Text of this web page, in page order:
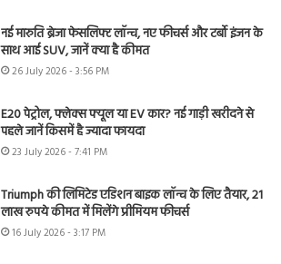
नई मारुति ब्रेजा फेसलिफ्ट लॉन्च, नए फीचर्स और टर्बो इंजन के
साथ आई SUV, जानें क्या है कीमत
26 July 2026 - 3:56 PM
E20 पेट्रोल, फ्लेक्स फ्यूल या EV कार? नई गाड़ी खरीदने से
पहले जानें किसमें है ज्यादा फायदा
23 July 2026 - 7:41 PM
Triumph की लिमिटेड एडिशन बाइक लॉन्च के लिए तैयार, 21
लाख रुपये कीमत में मिलेंगे प्रीमियम फीचर्स
16 July 2026 - 3:17 PM